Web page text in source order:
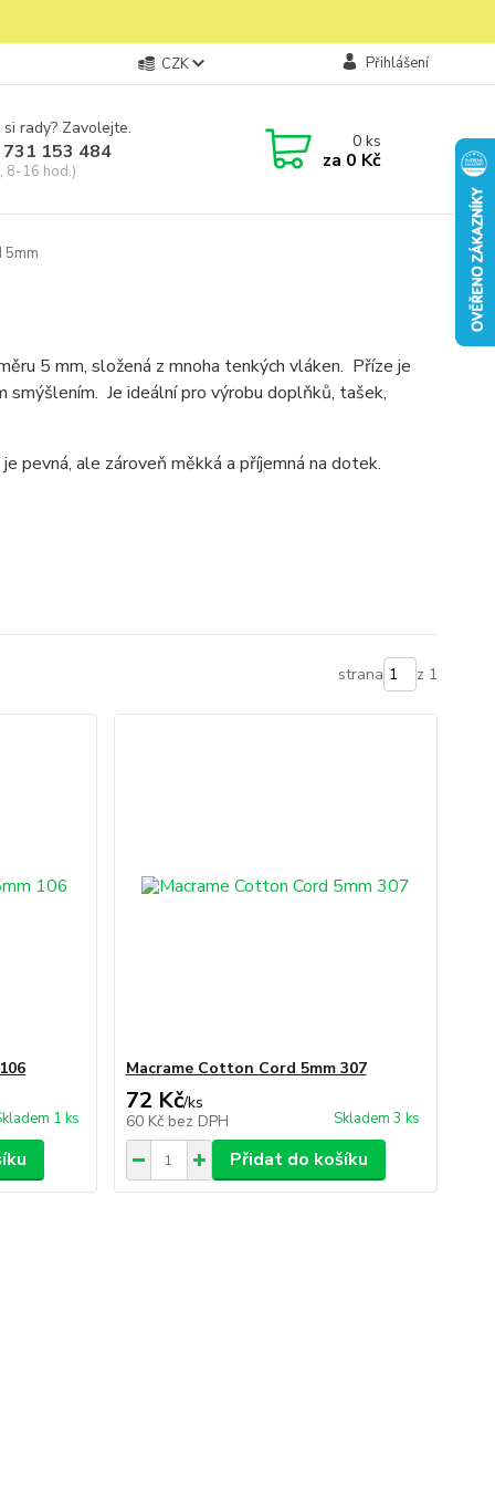
CZK Přihlášení
rady? Zavolejte.
153 484
8-16 hod.)
0ks
za 0 Kč
5mm
5 mm, složená z mnoha tenkých vláken. Příze je
smýšlením. Je ideální pro výrobu doplňků, tašek,
pevná, ale zároveň měkká a příjemná na dotek.
strana z 1
1 ks
Macrame Cotton Cord 5mm 307
72 Kč/ks
60 Kč bez DPH Skladem 3 ks
Přidat do košíku